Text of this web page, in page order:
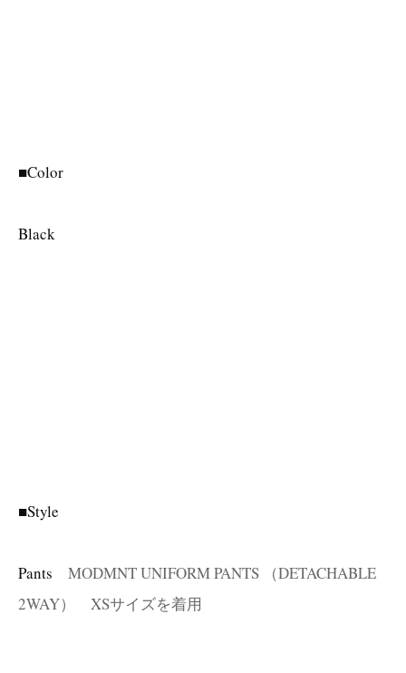
■Color
Black
■Style
Pants MODMNT UNIFORM PANTS （DETACHABLE
2WAY） XSサイズを着用